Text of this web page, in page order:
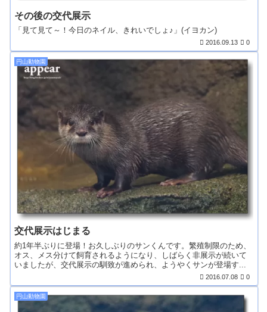
その後の交代展示
「見て見て～！今日のネイル、きれいでしょ♪」(イヨカン)
2016.09.13 0
円山動物園
交代展示はじまる
約1年半ぶりに登場！お久しぶりのサンくんです。繁殖制限のため、
オス、メス分けて飼育されるようになり、しばらく非展示が続いて
いましたが、交代展示の馴致が進められ、ようやくサンが登場す...
2016.07.08 0
円山動物園